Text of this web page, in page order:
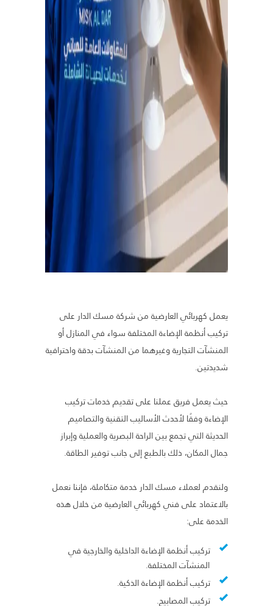
يعمل كهربائي العارضية من شركة مسك الدار على
تركيب أنظمة الإضاءة المختلفة سواء في المنازل أو
المنشآت التجارية وغيرهما من المنشآت بدقة واحترافية
شديدتين.
حيث يعمل فريق عملنا على تقديم خدمات تركيب
الإضاءة وفقًا لأحدث الأساليب التقنية والتصاميم
الحديثة التي تجمع بين الراحة البصرية والعملية وإبراز
جمال المكان، ذلك بالطبع إلى جانب توفير الطاقة.
ولنقدم لعملاء مسك الدار خدمة متكاملة، فإننا نعمل
بالاعتماد على فني كهربائي العارضية من خلال هذه
الخدمة على:
تركيب أنظمة الإضاءة الداخلية والخارجية في
المنشآت المختلفة.
تركيب أنظمة الإضاءة الذكية.
تركيب المصابيح.